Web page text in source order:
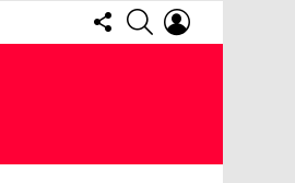
FOLLOW
US
SEARCH